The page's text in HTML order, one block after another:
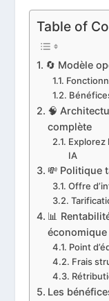
Table of
🔄 Modèle
🧠
complète
Explorez
IA
💸 Politique
Offre
📊
Point
Frais
Les